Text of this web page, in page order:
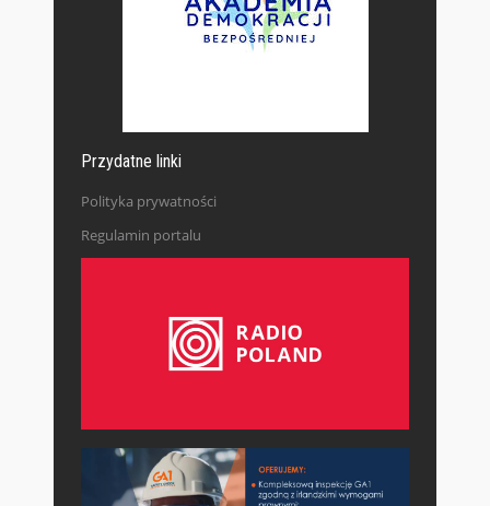
Przydatne linki
Polityka prywatności
Regulamin portalu